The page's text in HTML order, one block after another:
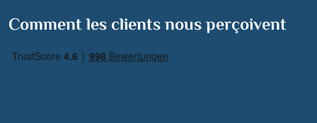
Comment les clients nous perçoivent